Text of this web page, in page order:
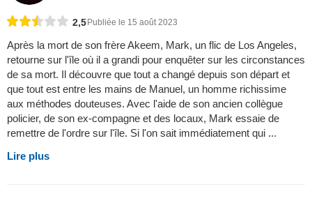
2,5 Publiée le 15 août 2023
Après la mort de son frère Akeem, Mark, un flic de Los Angeles,
retourne sur l'île où il a grandi pour enquêter sur les circonstances
de sa mort. Il découvre que tout a changé depuis son départ et
que tout est entre les mains de Manuel, un homme richissime
aux méthodes douteuses. Avec l'aide de son ancien collègue
policier, de son ex-compagne et des locaux, Mark essaie de
remettre de l'ordre sur l'île. Si l'on sait immédiatement qui ...
Lire plus